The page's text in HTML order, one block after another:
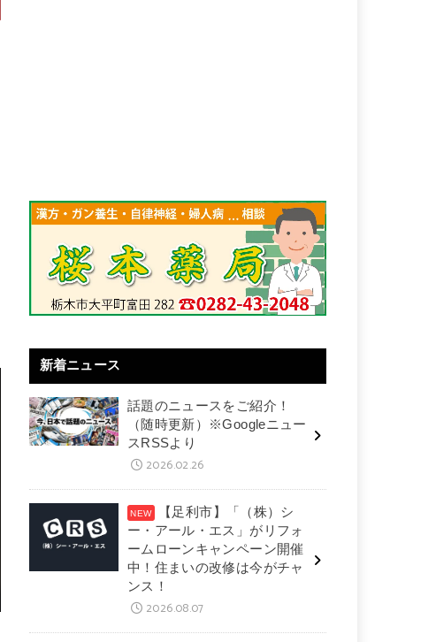
新着ニュース
話題のニュースをご紹介！
（随時更新）※Googleニュー
スRSSより
2026.02.26
【足利市】「（株）シ
ー・アール・エス」がリフォ
ームローンキャンペーン開催
中！住まいの改修は今がチャ
ンス！
2026.08.07